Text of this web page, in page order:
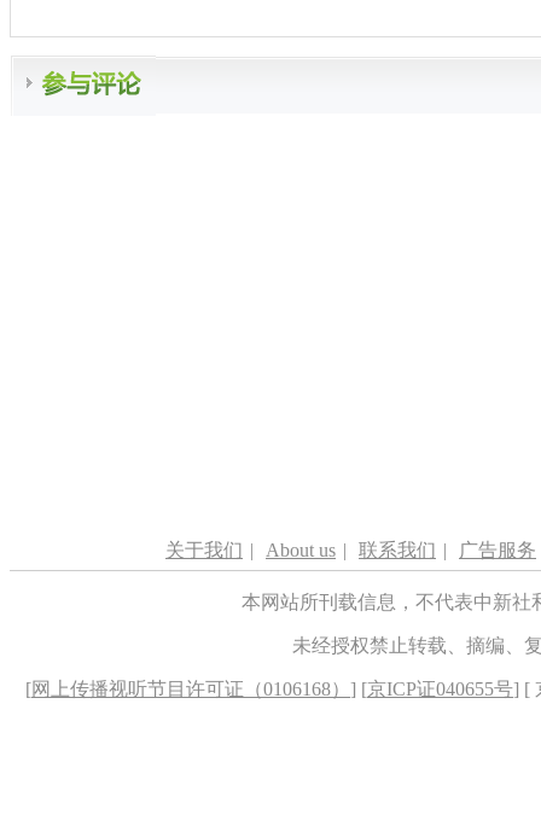
关于我们 | About us | 联系我们 | 广告服务
本网站所刊载信息，不代表中新
未经授权禁止转载、摘编、
[网上传播视听节目许可证（0106168） ] [京ICP证040655号] [